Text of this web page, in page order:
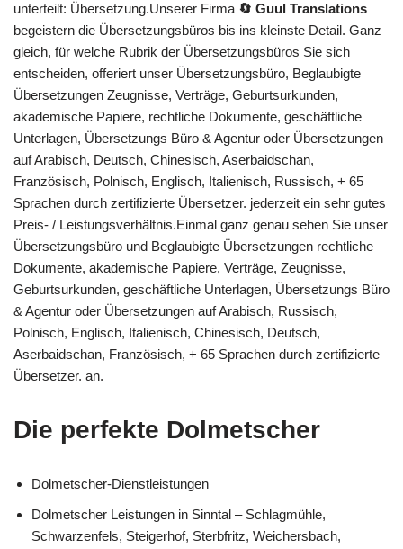
unterteilt: Übersetzung.Unserer Firma 🔄 Guul Translations
begeistern die Übersetzungsbüros bis ins kleinste Detail. Ganz
gleich, für welche Rubrik der Übersetzungsbüros Sie sich
entscheiden, offeriert unser Übersetzungsbüro, Beglaubigte
Übersetzungen Zeugnisse, Verträge, Geburtsurkunden,
akademische Papiere, rechtliche Dokumente, geschäftliche
Unterlagen, Übersetzungs Büro & Agentur oder Übersetzungen
auf Arabisch, Deutsch, Chinesisch, Aserbaidschan,
Französisch, Polnisch, Englisch, Italienisch, Russisch, + 65
Sprachen durch zertifizierte Übersetzer. jederzeit ein sehr gutes
Preis- / Leistungsverhältnis.Einmal ganz genau sehen Sie unser
Übersetzungsbüro und Beglaubigte Übersetzungen rechtliche
Dokumente, akademische Papiere, Verträge, Zeugnisse,
Geburtsurkunden, geschäftliche Unterlagen, Übersetzungs Büro
& Agentur oder Übersetzungen auf Arabisch, Russisch,
Polnisch, Englisch, Italienisch, Chinesisch, Deutsch,
Aserbaidschan, Französisch, + 65 Sprachen durch zertifizierte
Übersetzer. an.
Die perfekte Dolmetscher
Dolmetscher-Dienstleistungen
Dolmetscher Leistungen in Sinntal – Schlagmühle,
Schwarzenfels, Steigerhof, Sterbfritz, Weichersbach,